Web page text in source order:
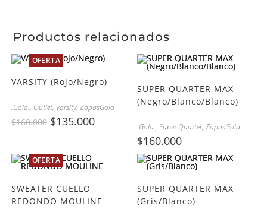
Productos relacionados
OFERTA
VARSITY (Rojo/Negro)
.Gola., Outlet, Varsity, ZapasGola
$160.000 $135.000
SUPER QUARTER MAX
(Negro/Blanco/Blanco)
.Gola.,Super Quarter,ZapasGola
$160.000
OFERTA
SWEATER CUELLO
REDONDO MOULINE
SUPER QUARTER MAX
(Gris/Blanco)